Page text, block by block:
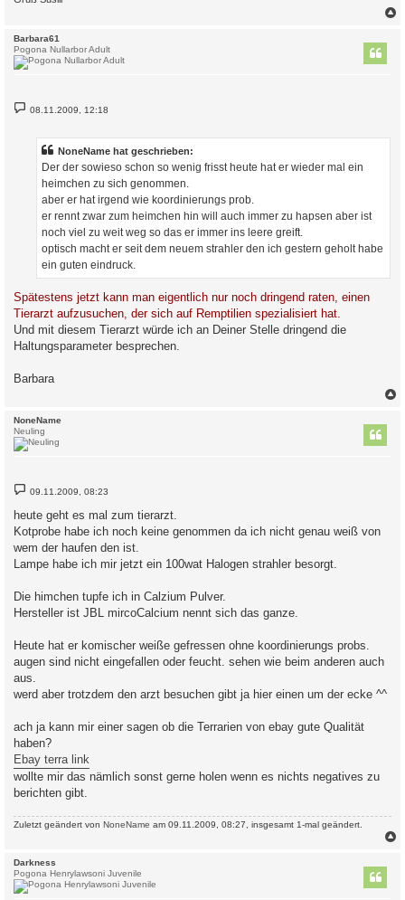
Barbara61
Pogona Nullarbor Adult
B
e
08.11.2009, 12:18
NoneName hat geschrieben:
Der der sowieso schon so wenig frisst heute hat er wieder mal ein
heimchen zu sich genommen.
aber er hat irgend wie koordinierungs prob.
er rennt zwar zum heimchen hin will auch immer zu hapsen aber ist
noch viel zu weit weg so das er immer ins leere greift.
optisch macht er seit dem neuem strahler den ich gestern geholt habe
ein guten eindruck.
Spätestens jetzt kann man eigentlich nur noch dringend raten, einen
Tierarzt aufzusuchen, der sich auf Remptilien spezialisiert hat.
Und mit diesem Tierarzt würde ich an Deiner Stelle dringend die
Haltungsparameter besprechen.
Barbara
NoneName
Neuling
B
e
t
r
a
g
09.11.2009, 08:23
heute geht es mal zum tierarzt.
Kotprobe habe ich noch keine genommen da ich nicht genau weiß von
wem der haufen den ist.
Lampe habe ich mir jetzt ein 100wat Halogen strahler besorgt.
Die himchen tupfe ich in Calzium Pulver.
Hersteller ist JBL mircoCalcium nennt sich das ganze.
Heute hat er komischer weiße gefressen ohne koordinierungs probs.
augen sind nicht eingefallen oder feucht. sehen wie beim anderen auch
aus.
werd aber trotzdem den arzt besuchen gibt ja hier einen um der ecke ^^
ach ja kann mir einer sagen ob die Terrarien von ebay gute Qualität
haben?
Ebay terra link
wollte mir das nämlich sonst gerne holen wenn es nichts negatives zu
berichten gibt.
Zuletzt geändert von NoneName am 09.11.2009, 08:27, insgesamt 1-mal geändert.
Darkness
Pogona Henrylawsoni Juvenile